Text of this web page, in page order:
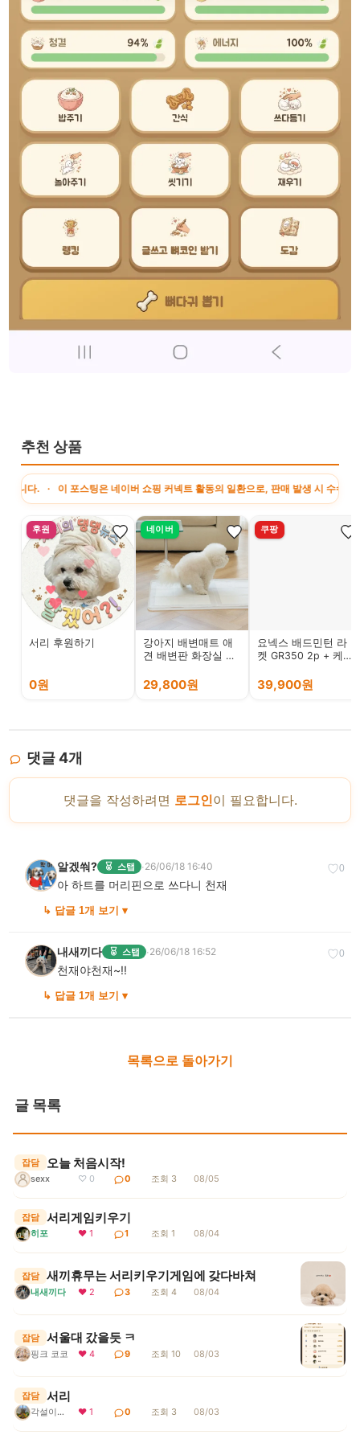
추천 상품
포스팅은 네이버 쇼핑 커넥트 활동의 일환으로, 판매 발생 시 수수료를 제
후원
서리 후원하기
0원
네이버
강아지 배변매트 애
견 배변판 화장실 항
일렛2.0 싱글
29,800원
쿠팡
요넥스 배드민턴 라
켓 GR350 2p + 케이
39,900원
댓글4개
댓글을 작성하려면 로그인이 필요합니다.
♡0
알겠쒀? 스탭 ·26/06/18 16:40
아 하트를 머리핀으로 쓰다니 천재
↳ 답글 1개 보기 ▾
♡0
내새끼다 스탭 ·26/06/18 16:52
천재야천재~!!
↳ 답글 1개 보기 ▾
목록으로 돌아가기
글 목록
잡담 오늘 처음시작!
sexx ♡ 0 0 조회 3 08/05
잡담 서리게임키우기
히포 ❤ 1 1 조회 1 08/04
잡담 새끼휴무는 서리키우기게임에 갖다바쳐
내새끼다 ❤ 2 3 조회 4 08/04
잡담 서울대 갔을듯 ㅋ
핑크 코코 ❤ 4 9 조회 10 08/03
잡담 서리
각설이지요 ❤ 1 0 조회 3 08/03